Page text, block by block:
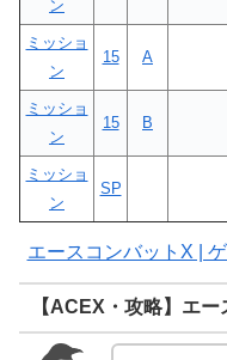
ン
ミッショ
ン
15 A
ミッショ
ン
15 B
ミッショ
ン
SP
エースコンバットX |
【ACEX・攻略】エ